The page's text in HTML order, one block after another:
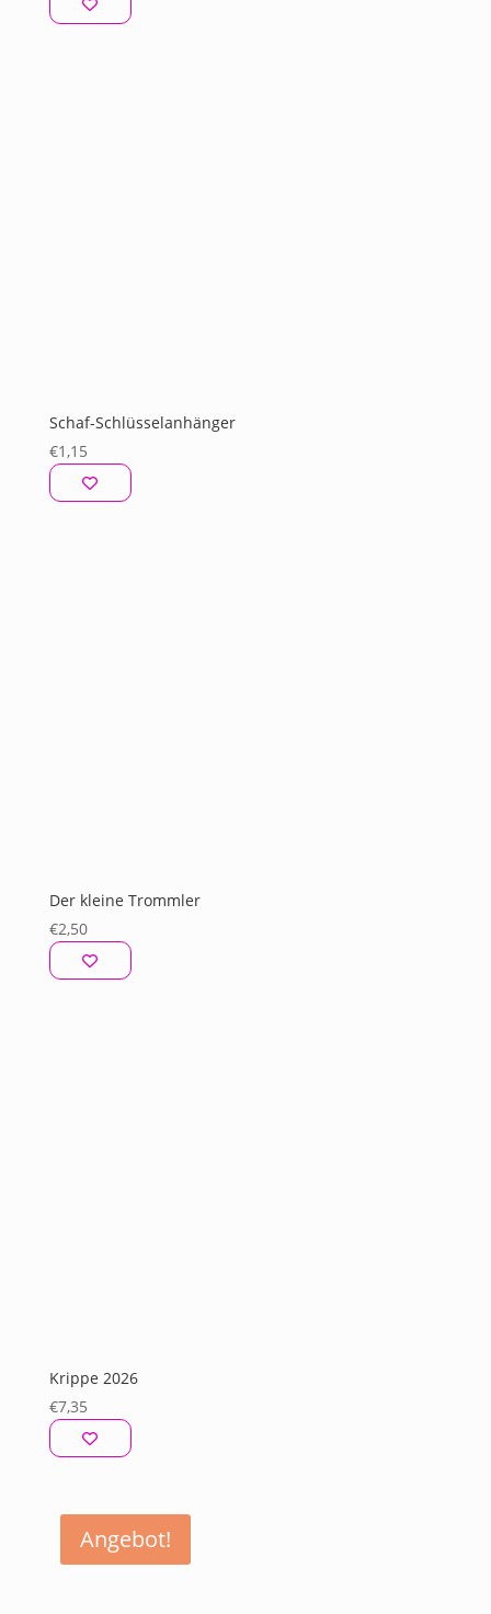
Schaf-Schlüsselanhänger
€1,15
Der kleine Trommler
€2,50
Krippe 2026
€7,35
Angebot!